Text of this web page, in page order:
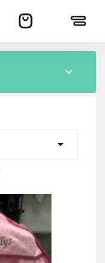

